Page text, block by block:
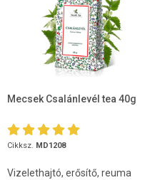
Mecsek Csalánlevél tea 40g
Cikksz. MD1208
Vizelethajtó, erősítő, reuma